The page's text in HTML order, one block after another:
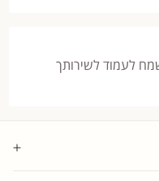
לעמוד לשירותך